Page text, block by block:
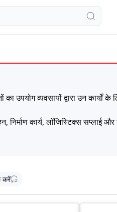
व्यवसायों द्वारा उन कार्यों
कार्य, लॉजिस्टिक्स सप्लाई
हैं। यही संतुलन ऑपरेटर को
करें